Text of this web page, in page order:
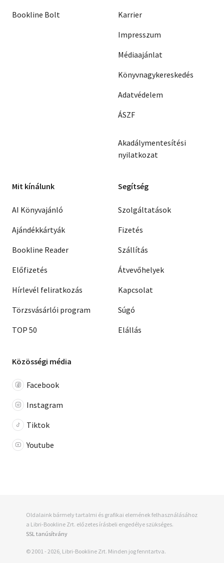
Bookline Bolt
Karrier
Impresszum
Médiaajánlat
Könyvnagykereskedés
Adatvédelem
ÁSZF
Akadálymentesítési
nyilatkozat
Mit kínálunk
AI Könyvajánló
Ajándékkártyák
Bookline Reader
Előfizetés
Hírlevél feliratkozás
Törzsvásárlói program
TOP 50
Segítség
Szolgáltatások
Fizetés
Szállítás
Átvevőhelyek
Kapcsolat
Súgó
Elállás
Közösségi média
Facebook
Instagram
Tiktok
Youtube
Oldalaink bármely tartalmi és grafikai elemének felhasználásához
a Libri-Bookline Zrt. előzetes írásbeli engedélye szükséges.
SSL tanúsítvány
© 2001 - 2026, Libri-Bookline Zrt. Minden jog fenntartva.